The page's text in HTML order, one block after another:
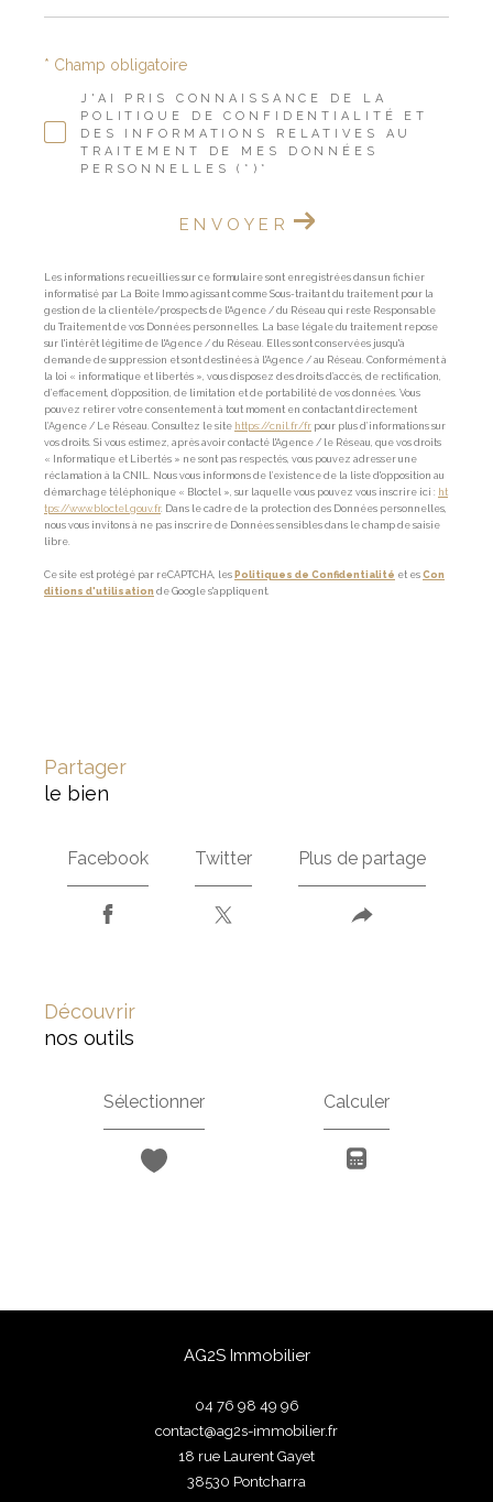
J'AI PRIS CONNAISSANCE DE LA
POLITIQUE DE CONFIDENTIALITÉ ET
DES INFORMATIONS RELATIVES AU
TRAITEMENT DE MES DONNÉES
PERSONNELLES (*)*
* Champ obligatoire
ENVOYER
Les informations recueillies sur ce formulaire sont enregistrées dans un fichier
informatisé par La Boite Immo agissant comme Sous-traitant du traitement pour la
gestion de la clientèle/prospects de l'Agence / du Réseau qui reste Responsable
du Traitement de vos Données personnelles. La base légale du traitement repose
sur l'intérêt légitime de l'Agence / du Réseau. Elles sont conservées jusqu'à
demande de suppression et sont destinées à l'Agence / au Réseau. Conformément à
la loi « informatique et libertés », vous disposez des droits d’accès, de rectification,
d’effacement, d’opposition, de limitation et de portabilité de vos données. Vous
pouvez retirer votre consentement à tout moment en contactant directement
l’Agence / Le Réseau. Consultez le site https://cnil.fr/fr pour plus d’informations sur
vos droits. Si vous estimez, après avoir contacté l'Agence / le Réseau, que vos droits
« Informatique et Libertés » ne sont pas respectés, vous pouvez adresser une
réclamation à la CNIL. Nous vous informons de l’existence de la liste d'opposition au
démarchage téléphonique « Bloctel », sur laquelle vous pouvez vous inscrire ici : ht
tps://www.bloctel.gouv.fr. Dans le cadre de la protection des Données personnelles,
nous vous invitons à ne pas inscrire de Données sensibles dans le champ de saisie
libre.
Ce site est protégé par reCAPTCHA, les Politiques de Confidentialité et es Con
ditions d'utilisation de Google s'appliquent.
partager
le bien
Facebook Twitter Plus de partage
découvrir
nos outils
Sélectionner Calculer
AG2S Immobilier
04 76 98 49 96
contact@ag2s-immobilier.fr
18 rue Laurent Gayet
38530
pontcharra